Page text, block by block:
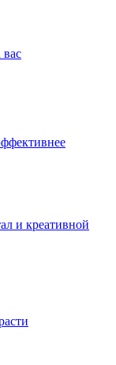
вас
и креативной